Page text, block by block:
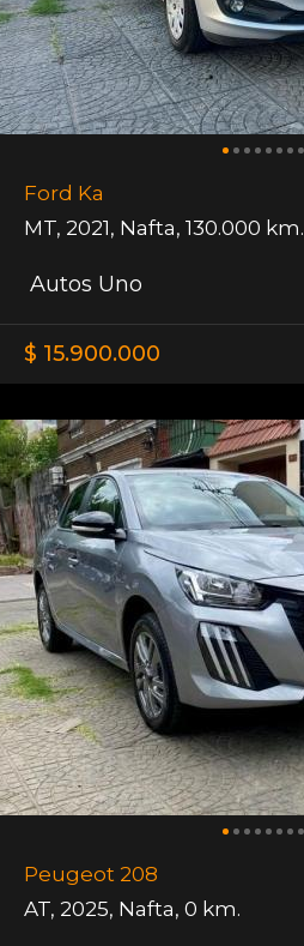
Ford Ka
MT, 2021, Nafta, 130.000 km.
Autos Uno
$ 15.900.000
Peugeot 208
AT, 2025, Nafta, 0 km.